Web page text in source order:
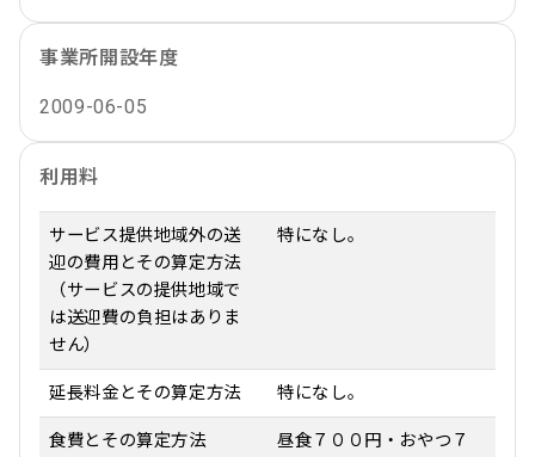
事業所開設年度
2009-06-05
利用料
サービス提供地域外の送
迎の費用とその算定方法
（サービスの提供地域で
は送迎費の負担はありま
せん）
特になし。
延長料金とその算定方法 特になし。
食費とその算定方法
昼食７００円・おやつ７